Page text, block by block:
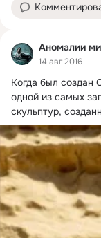
Аномалии
14 авг 2016
Когда был создан
одной из самых
скульптур,